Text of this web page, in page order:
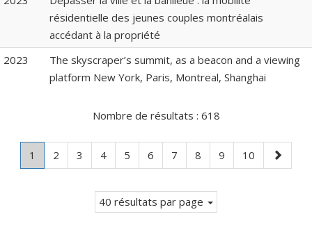
résidentielle des jeunes couples montréalais
accédant à la propriété
2023
The skyscraper’s summit, as a beacon and a viewing
platform New York, Paris, Montreal, Shanghai
Nombre de résultats : 618
Page
1
Page
Page
2 Page
3 Page
4 Page
5 Page
6 Page
7 Page
8 Page
9 Page
10
Page
suivante
40 résultats par page